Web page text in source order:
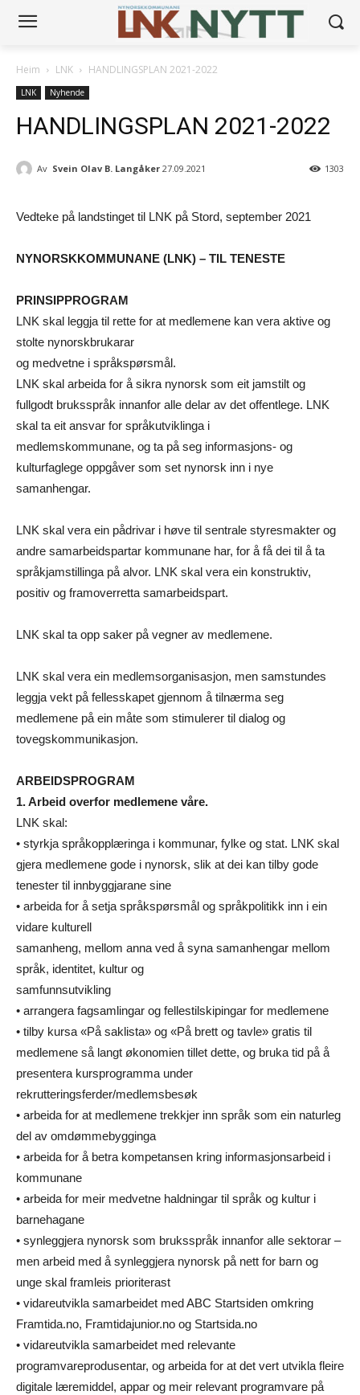
Heim LNK HANDLINGSPLAN 2021-2022
LNK Nyhende
HANDLINGSPLAN 2021-2022
Av Svein Olav B. Langåker 27.09.2021 1303
Vedteke på landstinget til LNK på Stord, september 2021
NYNORSKKOMMUNANE (LNK) – TIL TENESTE
PRINSIPPROGRAM
LNK skal leggja til rette for at medlemene kan vera aktive og
stolte nynorskbrukarar
og medvetne i språkspørsmål.
LNK skal arbeida for å sikra nynorsk som eit jamstilt og
fullgodt bruksspråk innanfor alle delar av det offentlege. LNK
skal ta eit ansvar for språkutviklinga i
medlemskommunane, og ta på seg informasjons- og
kulturfaglege oppgåver som set nynorsk inn i nye
samanhengar.
LNK skal vera ein pådrivar i høve til sentrale styresmakter og
andre samarbeidspartar kommunane har, for å få dei til å ta
språkjamstillinga på alvor. LNK skal vera ein konstruktiv,
positiv og framoverretta samarbeidspart.
LNK skal ta opp saker på vegner av medlemene.
LNK skal vera ein medlemsorganisasjon, men samstundes
leggja vekt på fellesskapet gjennom å tilnærma seg
medlemene på ein måte som stimulerer til dialog og
tovegskommunikasjon.
ARBEIDSPROGRAM
1. Arbeid overfor medlemene våre.
LNK skal:
• styrkja språkopplæringa i kommunar, fylke og stat. LNK skal
gjera medlemene gode i nynorsk, slik at dei kan tilby gode
tenester til innbyggjarane sine
• arbeida for å setja språkspørsmål og språkpolitikk inn i ein
vidare kulturell
samanheng, mellom anna ved å syna samanhengar mellom
språk, identitet, kultur og
samfunnsutvikling
• arrangera fagsamlingar og fellestilskipingar for medlemene
• tilby kursa «På saklista» og «På brett og tavle» gratis til
medlemene så langt økonomien tillet dette, og bruka tid på å
presentera kursprogramma under
rekrutteringsferder/medlemsbesøk
• arbeida for at medlemene trekkjer inn språk som ein naturleg
del av omdømmebygginga
• arbeida for å betra kompetansen kring informasjonsarbeid i
kommunane
• arbeida for meir medvetne haldningar til språk og kultur i
barnehagane
• synleggjera nynorsk som bruksspråk innanfor alle sektorar –
men arbeid med å synleggjera nynorsk på nett for barn og
unge skal framleis prioriterast
• vidareutvikla samarbeidet med ABC Startsiden omkring
Framtida.no, Framtidajunior.no og Startsida.no
• vidareutvikla samarbeidet med relevante
programvareprodusentar, og arbeida for at det vert utvikla fleire
digitale læremiddel, appar og meir relevant programvare på